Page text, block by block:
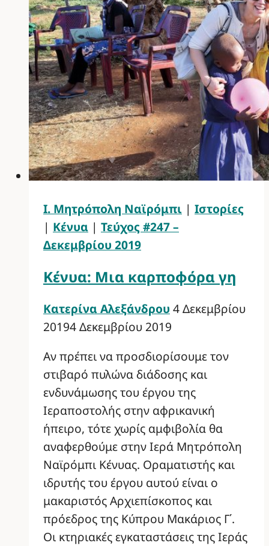
Ι. Μητρόπολη Ναϊρόμπι | Ιστορίες
| Κένυα | Τεύχος #247 –
Δεκεμβρίου 2019
Κένυα: Μια καρποφόρα γη
Κατερίνα Αλεξάνδρου 4 Δεκεμβρίου
20194 Δεκεμβρίου 2019
Αν πρέπει να προσδιορίσουμε τον
στιβαρό πυλώνα διάδοσης και
ενδυνάμωσης του έργου της
Ιεραποστολής στην αφρικανική
ήπειρο, τότε χωρίς αμφιβολία θα
αναφερθούμε στην Ιερά Μητρόπολη
Ναϊρόμπι Κένυας. Οραματιστής και
ιδρυτής του έργου αυτού είναι ο
μακαριστός Αρχιεπίσκοπος και
πρόεδρος της Κύπρου Μακάριος Γ΄.
Οι κτηριακές εγκαταστάσεις της Ιεράς